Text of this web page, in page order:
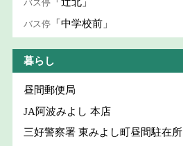
バス停
バス停 「中学校前」
暮らし
昼間郵便局
JA阿波みよし 本店
三好警察署 東みよし町昼間駐在所